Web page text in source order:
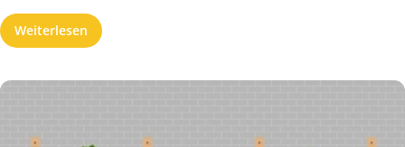
Weiterlesen